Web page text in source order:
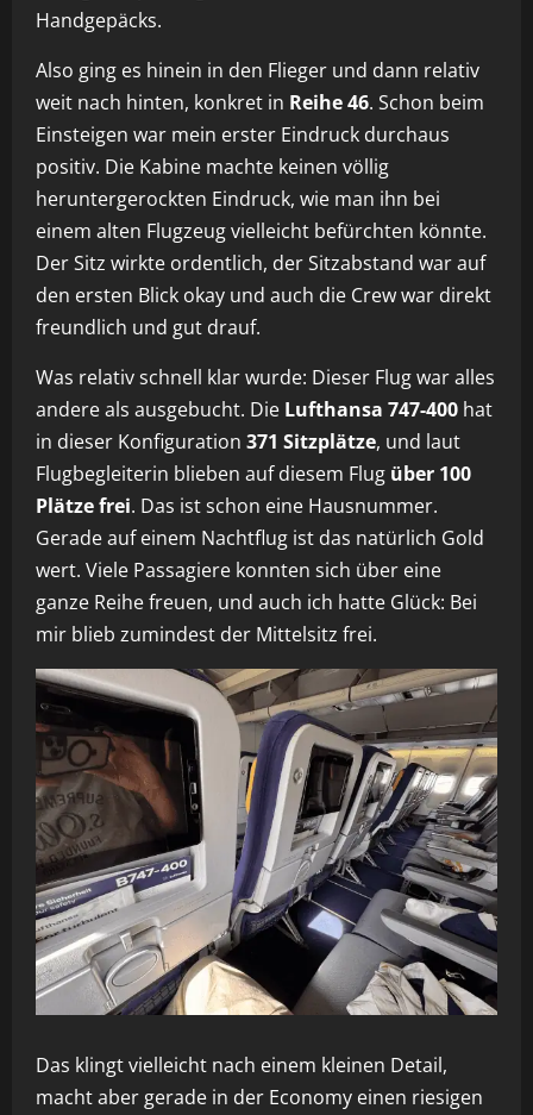
Handgepäcks.
Also ging es hinein in den Flieger und dann relativ
weit nach hinten, konkret in Reihe 46. Schon beim
Einsteigen war mein erster Eindruck durchaus
positiv. Die Kabine machte keinen völlig
heruntergerockten Eindruck, wie man ihn bei
einem alten Flugzeug vielleicht befürchten könnte.
Der Sitz wirkte ordentlich, der Sitzabstand war auf
den ersten Blick okay und auch die Crew war direkt
freundlich und gut drauf.
Was relativ schnell klar wurde: Dieser Flug war alles
andere als ausgebucht. Die Lufthansa 747-400 hat
in dieser Konfiguration 371 Sitzplätze, und laut
Flugbegleiterin blieben auf diesem Flug über 100
Plätze frei. Das ist schon eine Hausnummer.
Gerade auf einem Nachtflug ist das natürlich Gold
wert. Viele Passagiere konnten sich über eine
ganze Reihe freuen, und auch ich hatte Glück: Bei
mir blieb zumindest der Mittelsitz frei.
Das klingt vielleicht nach einem kleinen Detail,
macht aber gerade in der Economy einen riesigen